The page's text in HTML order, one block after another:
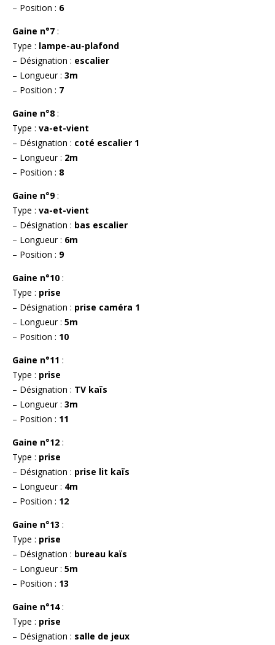
– Position : 6
Gaine n°7 :
Type : lampe-au-plafond
– Désignation : escalier
– Longueur : 3m
– Position : 7
Gaine n°8 :
Type : va-et-vient
– Désignation : coté escalier 1
– Longueur : 2m
– Position : 8
Gaine n°9:
Type : va-et-vient
– Désignation : bas escalier
– Longueur : 6m
– Position : 9
Gaine n°10 :
Type : prise
– Désignation : prise caméra 1
– Longueur : 5m
– Position : 10
Gaine n°11 :
Type : prise
– Désignation : TV kaïs
– Longueur : 3m
– Position : 11
Gaine n°12 :
Type : prise
– Désignation : prise lit kaïs
– Longueur : 4m
– Position : 12
Gaine n°13 :
Type : prise
– Désignation : bureau kaïs
– Longueur : 5m
– Position : 13
Gaine n°14:
Type : prise
– Désignation : salle de jeux